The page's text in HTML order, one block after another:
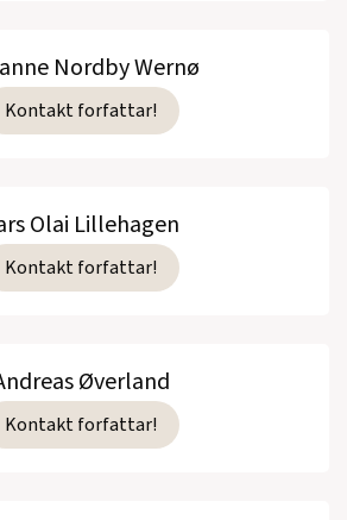
Nordby Wernø
Kontakt forfattar!
Olai Lillehagen
Kontakt forfattar!
Øverland
Kontakt forfattar!